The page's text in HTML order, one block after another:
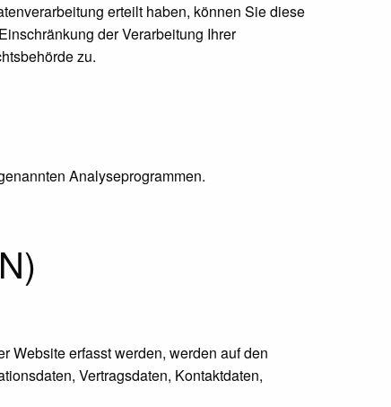
erteilt haben, können Sie diese
der Verarbeitung Ihrer
zu.
Analyseprogrammen.
Website erfasst werden, werden auf den
Vertragsdaten, Kontaktdaten,